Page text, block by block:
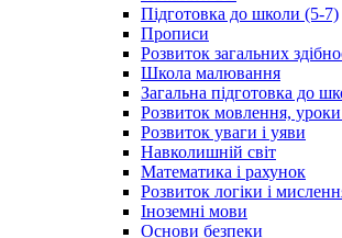
Підготовка до школи (5-7)
Прописи
Розвиток загальних
Школа малювання
Загальна підготовка до
Розвиток мовлення,
Розвиток уваги і уяви
Навколишній світ
Математика і рахунок
Розвиток логіки і
Іноземні мови
Основи безпеки